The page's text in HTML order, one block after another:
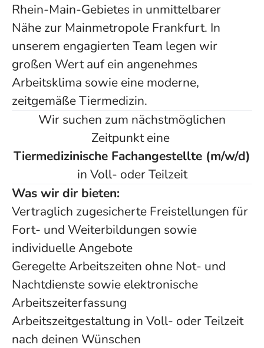
Rhein-Main-Gebietes in unmittelbarer
Nähe zur Mainmetropole Frankfurt. In
unserem engagierten Team legen wir
großen Wert auf ein angenehmes
Arbeitsklima sowie eine moderne,
zeitgemäße Tiermedizin.
Wir suchen zum nächstmöglichen
Zeitpunkt eine
Tiermedizinische Fachangestellte (m/w/d)
in Voll- oder Teilzeit
Was wir dir bieten:
Vertraglich zugesicherte Freistellungen für
Fort- und Weiterbildungen sowie
individuelle Angebote
Geregelte Arbeitszeiten ohne Not- und
Nachtdienste sowie elektronische
Arbeitszeiterfassung
Arbeitszeitgestaltung in Voll- oder Teilzeit
nach deinen Wünschen